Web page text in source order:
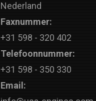
Nederland
Faxnummer:
+31 598 - 320 402
Telefoonnummer:
+31 598 - 350 330
Email: